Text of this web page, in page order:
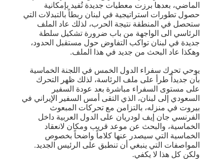
الماضي، بعدها برزت معطيات جديدة تُفيد بإمكانية
حصول تطورات استراتيجية في لبنان ربطاً بالتبدلات التي
ستحصل في المنطقة نتيجة الحرب، لذلك عاد الملف
الرئاسي الى الواجهة من باب ضرورة تشكيل سلطة
جديدة في لبنان تواكب التفاوض حول مستقبل الحدود،
وهكذا عاد البحث من جديد في هذا الملف.
يوحي تحرك سفراء الدول الخمس في اللجنة الخماسية
بأن جديداً طرأ على ملف الرئاسة، لذلك ظهر التحرك
على مستوى السفراء مباشرة بعد عودة السفير
السعودي إلى لبنان، الذي التقى أمس السفير الإيراني في
بيروت في منزله، بالتزامن مع تحركات المبعوث
الفرنسي ​جان إيف لودريان​ على الدول العربية داخل
الخماسية، والبحث عن موعد قريب ومكان لانعقاد
الخماسية التي سيصدر عنها كلاماً واضحاً بخصوص
المواصفات التي ينبغي أن تنطبق على الرئيس الجديد.
ولكن كل هذا لا يكفي.